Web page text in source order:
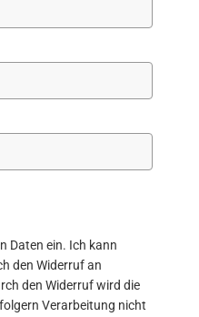
Daten ein. Ich kann
den Widerruf an
den Widerruf wird die
Verarbeitung nicht